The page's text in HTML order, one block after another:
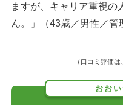
ますが、キャリア重視の
ん。」（43歳／男性／管
（口コミ評価は、
おお